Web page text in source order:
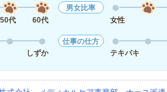
50代 60代
男女比率
女性
しずか
仕事の仕方
テキパキ